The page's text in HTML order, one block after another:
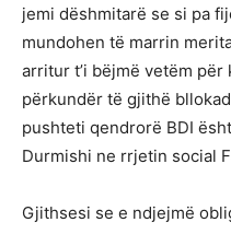
jemi dëshmitarë se si pa
mundohen të marrin
arritur t’i bëjmë vetëm
përkundër të gjithë
pushteti qendrorë BDI
Durmishi ne rrjetin social
Gjithsesi se e ndjejmë